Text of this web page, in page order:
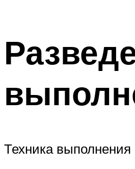
Техника выполнения